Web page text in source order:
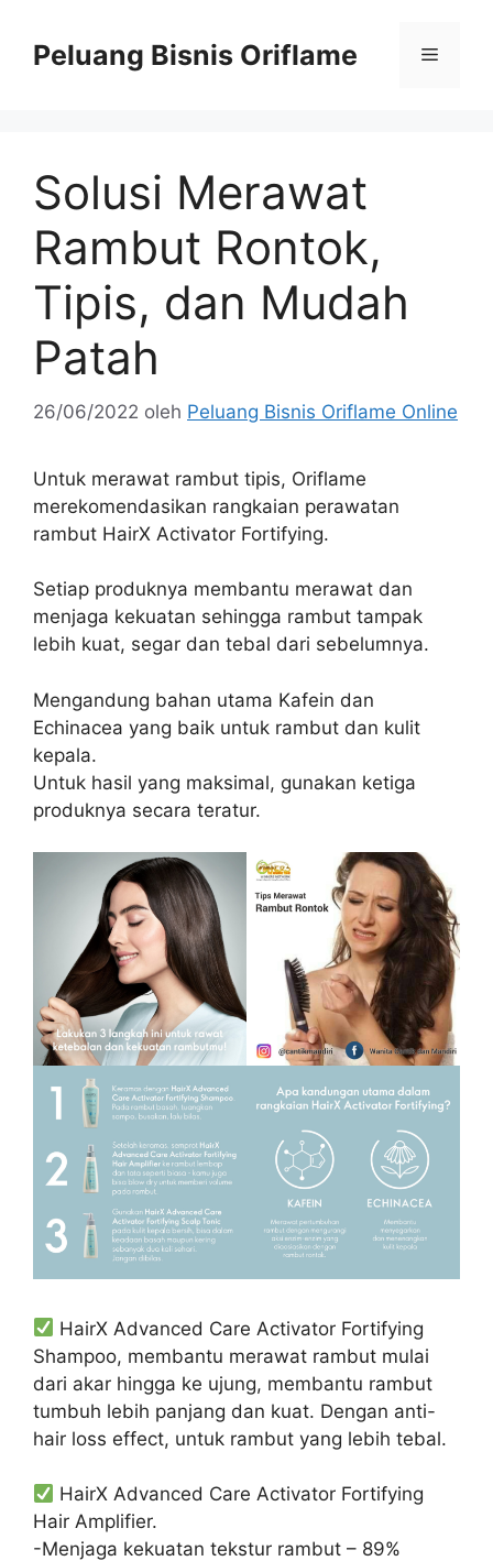
Peluang Bisnis Oriflame
Solusi Merawat
Rambut Rontok,
Tipis, dan Mudah
Patah
26/06/2022 oleh Peluang Bisnis Oriflame Online
Untuk merawat rambut tipis, Oriflame
merekomendasikan rangkaian perawatan
rambut HairX Activator Fortifying.
Setiap produknya membantu merawat dan
menjaga kekuatan sehingga rambut tampak
lebih kuat, segar dan tebal dari sebelumnya.
Mengandung bahan utama Kafein dan
Echinacea yang baik untuk rambut dan kulit
kepala.
Untuk hasil yang maksimal, gunakan ketiga
produknya secara teratur.
HairX Advanced Care Activator Fortifying
Shampoo, membantu merawat rambut mulai
dari akar hingga ke ujung, membantu rambut
tumbuh lebih panjang dan kuat. Dengan anti-
hair loss effect, untuk rambut yang lebih tebal.
HairX Advanced Care Activator Fortifying
Hair Amplifier.
-Menjaga kekuatan tekstur rambut – 89%